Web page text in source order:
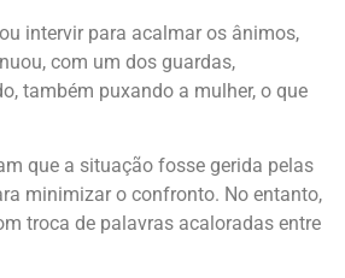
intervir para acalmar os ânimos,
com um dos guardas,
também puxando a mulher, o que
que a situação fosse gerida pelas
minimizar o confronto. No entanto,
troca de palavras acaloradas entre